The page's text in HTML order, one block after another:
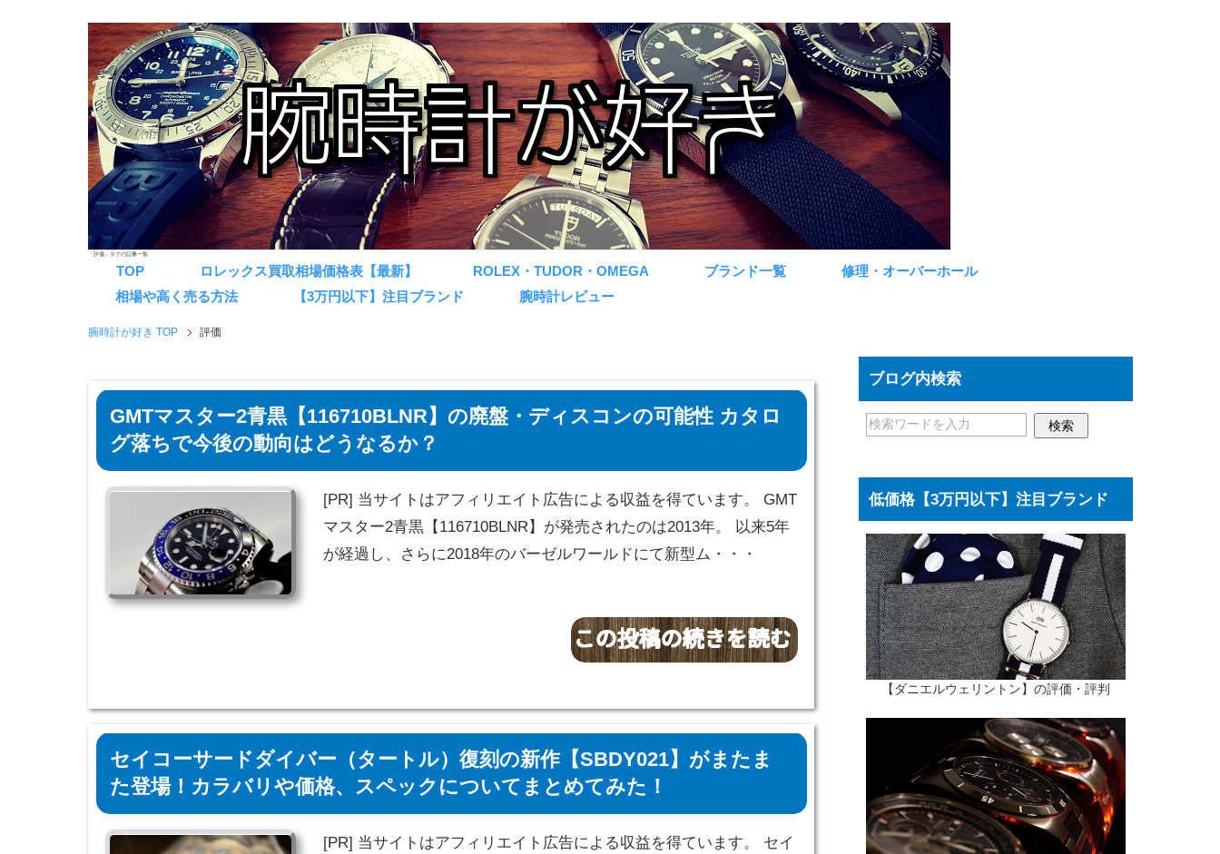
「評価」タグの記事一覧
TOP ロレックス買取相場価格表【最新】 ROLEX・TUDOR・OMEGA ブランド一覧
修理・オーバーホール
相場や高く売る方法
【3万円以下】注目ブランド 腕時計レビュー
腕時計が好き TOP 評価
GMTマスター2青黒【116710BLNR】の廃盤・ディスコンの可能性 カタロ
グ落ちで今後の動向はどうなるか？
[PR] 当サイトはアフィリエイト広告による収益を得ています。 GMT
マスター2青黒【116710BLNR】が発売されたのは2013年。 以来5年
が経過し、さらに2018年のバーゼルワールドにて新型ム・・・
セイコーサードダイバー（タートル）復刻の新作【SBDY021】がまたま
た登場！カラバリや価格、スペックについてまとめてみた！
[PR] 当サイトはアフィリエイト広告による収益を得ています。 セイ
ブログ内検索
低価格【3万円以下】注目ブランド
【ダニエルウェリントン】の評価・評判